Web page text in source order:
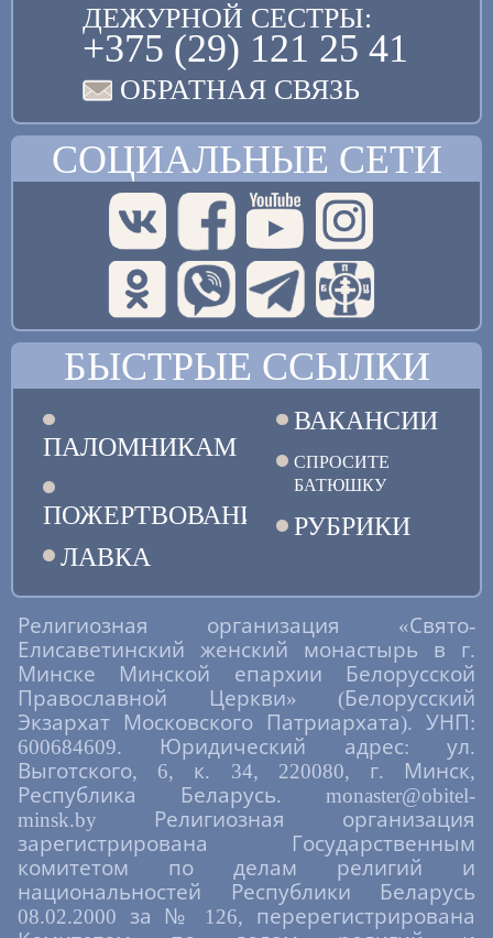
ДЕЖУРНОЙ СЕСТРЫ:
+375 (29) 121 25 41
ОБРАТНАЯ СВЯЗЬ
СОЦИАЛЬНЫЕ СЕТИ
БЫСТРЫЕ ССЫЛКИ
ПАЛОМНИКАМ
ПОЖЕРТВОВАНИЯ
ЛАВКА
ВАКАНСИИ
СПРОСИТЕ
БАТЮШКУ
РУБРИКИ
Религиозная организация «Свято-
Елисаветинский женский монастырь в г.
Минске Минской епархии Белорусской
Православной Церкви» (Белорусский
Экзархат Московского Патриархата). УНП:
600684609. Юридический адрес: ул.
Выготского, 6, к. 34, 220080, г. Минск,
Республика Беларусь. monaster@obitel-
minsk.by Религиозная организация
зарегистрирована Государственным
комитетом по делам религий и
национальностей Республики Беларусь
08.02.2000 за № 126, перерегистрирована